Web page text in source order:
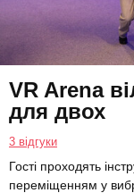
VR Arena
для двох
3 відгуки
Гості проходять
переміщенням у